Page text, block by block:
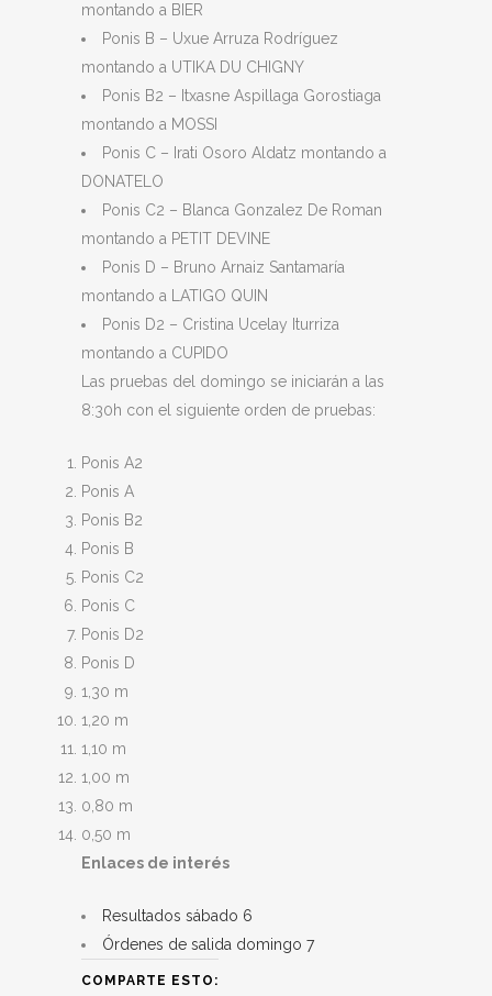
montando a BIER
Ponis B – Uxue Arruza Rodríguez
montando a UTIKA DU CHIGNY
Ponis B2 – Itxasne Aspillaga Gorostiaga
montando a MOSSI
Ponis C – Irati Osoro Aldatz montando a
DONATELO
Ponis C2 – Blanca Gonzalez De Roman
montando a PETIT DEVINE
Ponis D – Bruno Arnaiz Santamaría
montando a LATIGO QUIN
Ponis D2 – Cristina Ucelay Iturriza
montando a CUPIDO
Las pruebas del domingo se iniciarán a las
8:30h con el siguiente orden de pruebas:
Ponis A2
Ponis A
Ponis B2
Ponis B
Ponis C2
Ponis C
Ponis D2
Ponis D
1,30 m
1,20 m
1,10 m
1,00 m
0,80 m
0,50 m
Enlaces de interés
Resultados sábado 6
Órdenes de salida domingo 7
COMPARTE ESTO: